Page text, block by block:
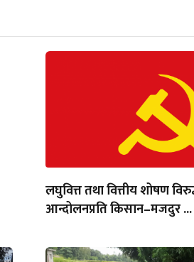
लघुवित्त तथा वित्तीय शोषण
आन्दोलनप्रति किसान–मजदुर ...